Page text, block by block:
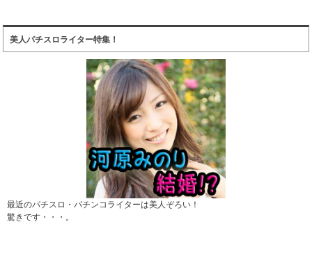
美人パチスロライター特集！
最近のパチスロ・パチンコライターは美人ぞろい！
驚きです・・・。